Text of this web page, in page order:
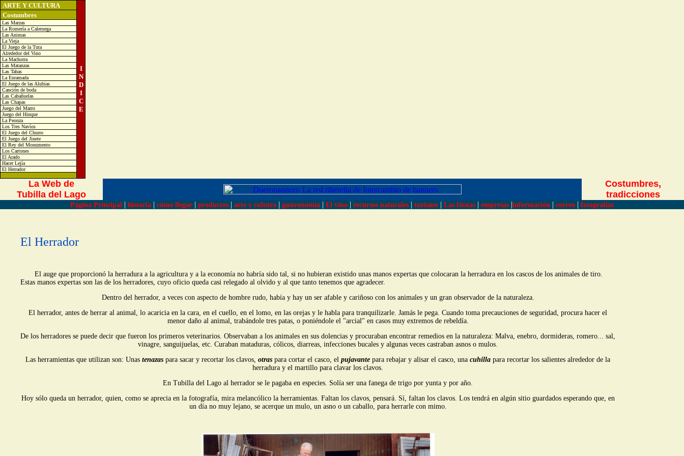
ARTE Y CULTURA
I
N
D
I
C
E
Costumbres
Las Marzas
La Romería a Caleruega
Las Animas
La Vieja
El Juego de la Tuta
Alrededor del Vino
La Machorra
Las Matanzas
Las Tabas
La Enramada
El Juego de las Alubias
Canción de boda
Las Cabañuelas
Las Chapas
Juego del Marro
Juego del Hinque
La Peonza
Los Tres Navíos
El Juego del Churro
El Juego del Jinete
El Rey del Monumento
Los Cartones
El Arado
Hacer Lejía
El Herrador
La Web de
Tubilla del Lago
Costumbres,
tradicciones
Página Principal | historia | cómo llegar | productos | arte y cultura | gastronomía | El vino | recursos naturales | turismo | Las fiestas | empresas |información | correo | fotografías
El Herrador
El auge que proporcionó la herradura a la agricultura y a la economía no habría sido tal, si no hubieran existido unas manos expertas que colocaran la herradura en los cascos de los animales de tiro.
Estas manos expertas son las de los herradores, cuyo oficio queda casi relegado al olvido y al que tanto tenemos que agradecer.
Dentro del herrador, a veces con aspecto de hombre rudo, había y hay un ser afable y cariñoso con los animales y un gran observador de la naturaleza.
El herrador, antes de herrar al animal, lo acaricia en la cara, en el cuello, en el lomo, en las orejas y le habla para tranquilizarle. Jamás le pega. Cuando toma precauciones de seguridad, procura hacer el
menor daño al animal, trabándole tres patas, o poniéndole el "arcial" en casos muy extremos de rebeldía.
De los herradores se puede decir que fueron los primeros veterinarios. Observaban a los animales en sus dolencias y procuraban encontrar remedios en la naturaleza: Malva, enebro, dormideras, romero... sal,
vinagre, sanguijuelas, etc. Curaban mataduras, cólicos, diarreas, infecciones bucales y algunas veces castraban asnos o mulos.
Las herramientas que utilizan son: Unas tenazas para sacar y recortar los clavos, otras para cortar el casco, el pujavante para rebajar y alisar el casco, una cuhilla para recortar los salientes alrededor de la
herradura y el martillo para clavar los clavos.
En Tubilla del Lago al herrador se le pagaba en especies. Solía ser una fanega de trigo por yunta y por año.
Hoy sólo queda un herrador, quien, como se aprecia en la fotografía, mira melancólico la herramientas. Faltan los clavos, pensará. Sí, faltan los clavos. Los tendrá en algún sitio guardados esperando que, en
un día no muy lejano, se acerque un mulo, un asno o un caballo, para herrarle con mimo.